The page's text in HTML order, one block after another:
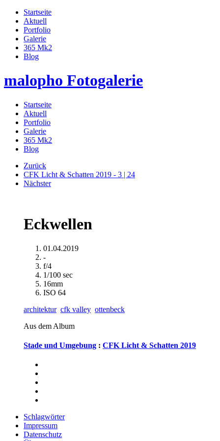
Startseite
Aktuell
Portfolio
Galerie
365 Mk2
Blog
malopho Fotogalerie
Startseite
Aktuell
Portfolio
Galerie
365 Mk2
Blog
Zurück
CFK Licht & Schatten 2019 - 3 | 24
Nächster
Eckwellen
01.04.2019
-
f/4
1/100 sec
16mm
ISO 64
architektur cfk valley ottenbeck
Aus dem Album
Stade und Umgebung : CFK Licht & Schatten 2019
Schlagwörter
Impressum
Datenschutz